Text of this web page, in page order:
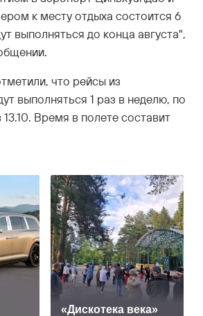
к месту отдыха состоится 6
выполняться до конца августа",
что рейсы из
выполняться 1 раз в неделю, по
Время в полете составит
«Дискотека века»